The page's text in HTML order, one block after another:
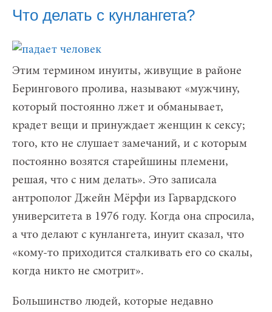
Что делать с кунлангета?
Этим термином инуиты, живущие в районе
Берингового пролива, называют «мужчину,
который постоянно лжет и обманывает,
крадет вещи и принуждает женщин к сексу;
того, кто не слушает замечаний, и с которым
постоянно возятся старейшины племени,
решая, что с ним делать». Это записала
антрополог Джейн Мёрфи из Гарвардского
университета в 1976 году. Когда она спросила,
а что делают с кунлангета, инуит сказал, что
«кому-то приходится сталкивать его со скалы,
когда никто не смотрит».
Большинство людей, которые недавно